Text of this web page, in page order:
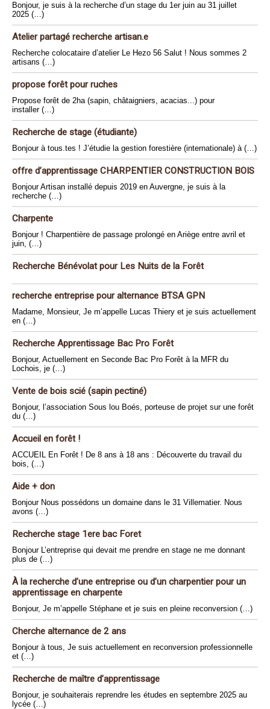
Bonjour, je suis à la recherche d’un stage du 1er juin au 31 juillet
2025 (…)
Atelier partagé recherche artisan.e
Recherche colocataire d’atelier Le Hezo 56 Salut ! Nous sommes 2
artisans (…)
propose forêt pour ruches
Propose forêt de 2ha (sapin, châtaigniers, acacias...) pour
installer (…)
Recherche de stage (étudiante)
Bonjour à tous.tes ! J’étudie la gestion forestière (internationale) à (…)
offre d’apprentissage CHARPENTIER CONSTRUCTION BOIS
Bonjour Artisan installé depuis 2019 en Auvergne, je suis à la
recherche (…)
Charpente
Bonjour ! Charpentière de passage prolongé en Ariège entre avril et
juin, (…)
Recherche Bénévolat pour Les Nuits de la Forêt
recherche entreprise pour alternance BTSA GPN
Madame, Monsieur, Je m’appelle Lucas Thiery et je suis actuellement
en (…)
Recherche Apprentissage Bac Pro Forêt
Bonjour, Actuellement en Seconde Bac Pro Forêt à la MFR du
Lochois, je (…)
Vente de bois scié (sapin pectiné)
Bonjour, l’association Sous lou Boés, porteuse de projet sur une forêt
du (…)
Accueil en forêt !
ACCUEIL En Forêt ! De 8 ans à 18 ans : Découverte du travail du
bois, (…)
Aide + don
Bonjour Nous possédons un domaine dans le 31 Villematier. Nous
avons (…)
Recherche stage 1ere bac Foret
Bonjour L’entreprise qui devait me prendre en stage ne me donnant
plus de (…)
À la recherche d’une entreprise ou d’un charpentier pour un
apprentissage en charpente
Bonjour, Je m’appelle Stéphane et je suis en pleine reconversion (…)
Cherche alternance de 2 ans
Bonjour à tous, Je suis actuellement en reconversion professionnelle
et (…)
Recherche de maître d’apprentissage
Bonjour, je souhaiterais reprendre les études en septembre 2025 au
lycée (…)